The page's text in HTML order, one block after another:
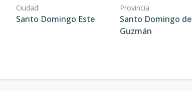
Ciudad:
Santo Domingo Este
Provincia:
Santo Domingo de
Guzmán